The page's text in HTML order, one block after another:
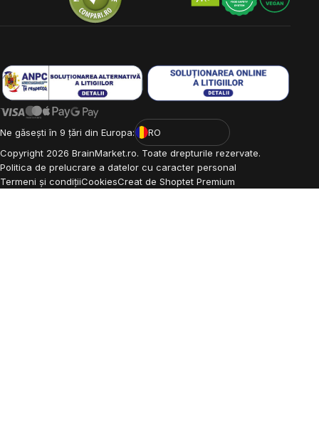
Ne găsești în 9 țări din Europa:
RO
Copyright 2026 BrainMarket.ro. Toate drepturile rezervate.
Politica de prelucrare a datelor cu caracter personal
Termeni și condițiiCookiesCreat de Shoptet Premium